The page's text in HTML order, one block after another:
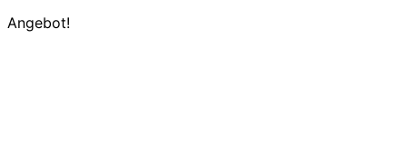
Angebot!